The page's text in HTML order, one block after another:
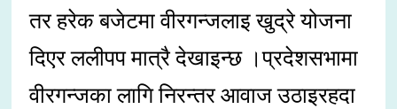
तर हरेक बजेटमा वीरगन्जलाइ खुद्रे योजना
दिएर ललीपप मात्रै देखाइन्छ ।प्रदेशसभामा
वीरगन्जका लागि निरन्तर आवाज उठाइरहदा